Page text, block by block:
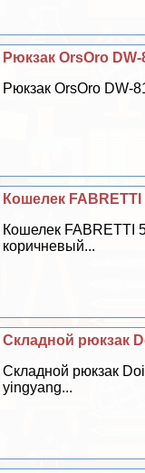
Рюкзак OrsOro
Рюкзак OrsOro DW-
Кошелек
Кошелек FABRETTI
коричневый...
Складной рюкзак
Складной рюкзак
yingyang...